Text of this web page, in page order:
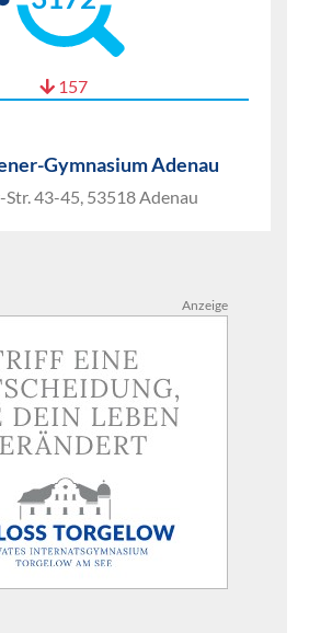
157
Gymnasium Adenau
43-45, 53518 Adenau
Anzeige